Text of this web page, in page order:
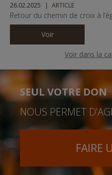
Voir dans la
26.02.2025 ARTICLE
Retour du chemin de croix à
Voir
SEUL VOTRE DON
NOUS PERMET
FAIRE